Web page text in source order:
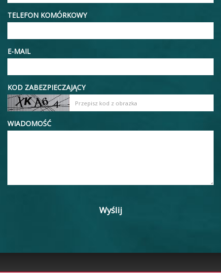
TELEFON KOMÓRKOWY
E-MAIL
KOD ZABEZPIECZAJĄCY
WIADOMOŚĆ